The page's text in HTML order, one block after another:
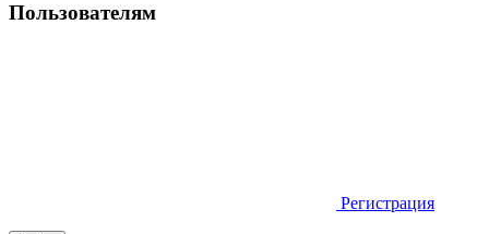
Пользователям
Регистрация